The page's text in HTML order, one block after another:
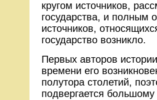
кругом источников,
государства, и полным
источников,
государство возникло.
Первых авторов
времени его
полутора столетий,
подвергается